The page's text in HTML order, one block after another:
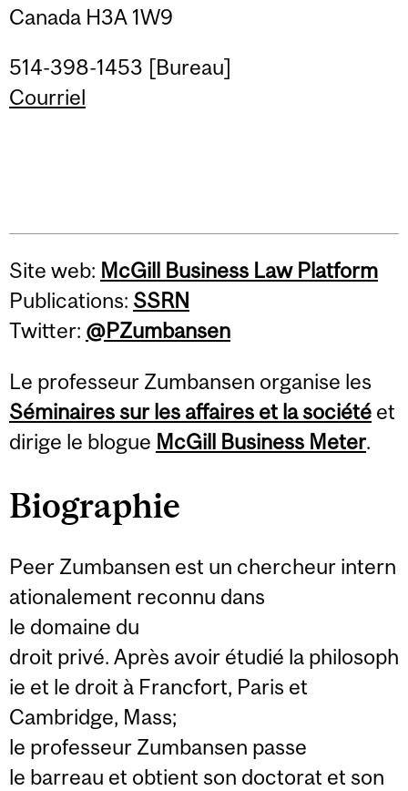
Canada H3A 1W9
514-398-1453 [Bureau]
Courriel
Site web: McGill Business Law Platform
Publications: SSRN
Twitter: @PZumbansen
Le professeur Zumbansen organise les
Séminaires sur les affaires et la société et
dirige le blogue McGill Business Meter.
Biographie
Peer Zumbansen est un chercheur intern
ationalement reconnu dans
le domaine du
droit privé. Après avoir étudié la philosoph
ie et le droit à Francfort, Paris et
Cambridge, Mass;
le professeur Zumbansen passe
le barreau et obtient son doctorat et son